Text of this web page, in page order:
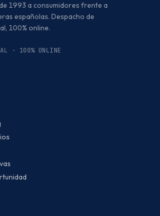
1993 a consumidores frente a
españolas. Despacho de
100% online.
· 100% ONLINE